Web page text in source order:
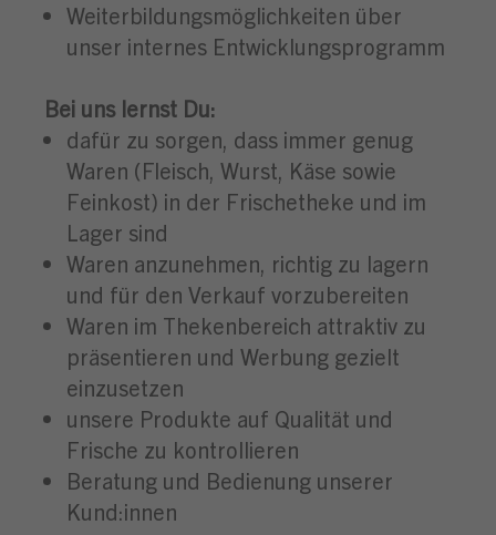
Weiterbildungsmöglichkeiten über
unser internes Entwicklungsprogramm
Bei uns lernst Du:
dafür zu sorgen, dass immer genug
Waren (Fleisch, Wurst, Käse sowie
Feinkost) in der Frischetheke und im
Lager sind
Waren anzunehmen, richtig zu lagern
und für den Verkauf vorzubereiten
Waren im Thekenbereich attraktiv zu
präsentieren und Werbung gezielt
einzusetzen
unsere Produkte auf Qualität und
Frische zu kontrollieren
Beratung und Bedienung unserer
Kund:innen